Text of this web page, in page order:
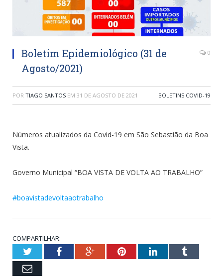
Boletim Epidemiológico (31 de
Agosto/2021)
0
POR TIAGO SANTOS EM 31 DE AGOSTO DE 2021 BOLETINS COVID-19
Números atualizados da Covid-19 em São Sebastião da Boa
Vista.
Governo Municipal “BOA VISTA DE VOLTA AO TRABALHO”
#boavistadevoltaaotrabalho
COMPARTILHAR:
TwitterFacebookGoogle+PinterestLinkedInTumblr
Email